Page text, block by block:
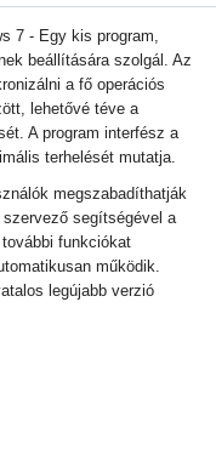
7 - Egy kis program,
beállítására szolgál. Az
a fő operációs
lehetővé téve a
A program interfész a
terhelését mutatja.
megszabadíthatják
segítségével a
funkciókat
működik.
legújabb verzió